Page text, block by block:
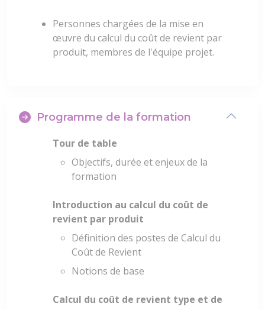
Personnes chargées de la mise en
œuvre du calcul du coût de revient par
produit, membres de l'équipe projet.
Programme de la formation
Tour de table
Objectifs, durée et enjeux de la
formation
Introduction au calcul du coût de
revient par produit
Définition des postes de Calcul du
Coût de Revient
Notions de base
Calcul du coût de revient type et de